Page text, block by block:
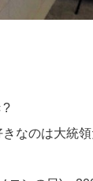
?
なのは大統領